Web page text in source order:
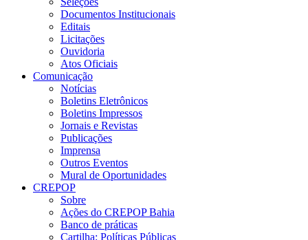
Documentos Institucionais
Editais
Licitações
Ouvidoria
Atos Oficiais
Comunicação
Notícias
Boletins Eletrônicos
Boletins Impressos
Jornais e Revistas
Publicações
Imprensa
Outros Eventos
Mural de Oportunidades
CREPOP
Sobre
Ações do CREPOP Bahia
Banco de práticas
Cartilha: Políticas Públicas